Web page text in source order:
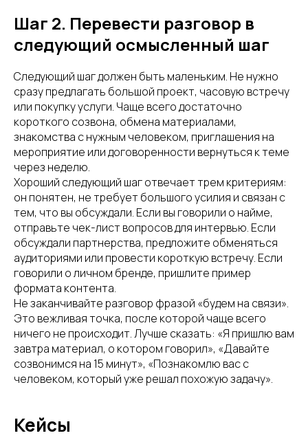
Шаг 2. Перевести разговор в
следующий осмысленный шаг
Следующий шаг должен быть маленьким. Не нужно
сразу предлагать большой проект, часовую встречу
или покупку услуги. Чаще всего достаточно
короткого созвона, обмена материалами,
знакомства с нужным человеком, приглашения на
мероприятие или договоренности вернуться к теме
через неделю.
Хороший следующий шаг отвечает трем критериям:
он понятен, не требует большого усилия и связан с
тем, что вы обсуждали. Если вы говорили о найме,
отправьте чек-лист вопросов для интервью. Если
обсуждали партнерства, предложите обменяться
аудиториями или провести короткую встречу. Если
говорили о личном бренде, пришлите пример
формата контента.
Не заканчивайте разговор фразой «будем на связи».
Это вежливая точка, после которой чаще всего
ничего не происходит. Лучше сказать: «Я пришлю вам
завтра материал, о котором говорил», «Давайте
созвонимся на 15 минут», «Познакомлю вас с
человеком, который уже решал похожую задачу».
Кейсы